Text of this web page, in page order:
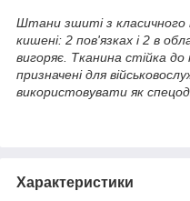
Штани зшиті з
кишені: 2 пов'язках і 2 в
вигоряє. Тканина стійка
призначені для
використовувати як
Характеристики